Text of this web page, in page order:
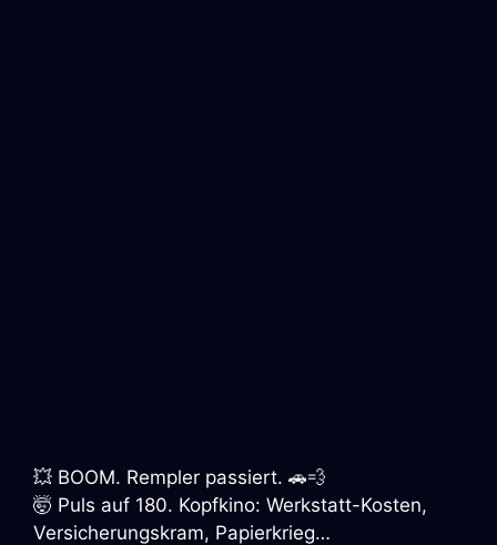
💥 BOOM. Rempler passiert. 🚗💨
🤯 Puls auf 180. Kopfkino: Werkstatt-Kosten,
Versicherungskram, Papierkrieg…